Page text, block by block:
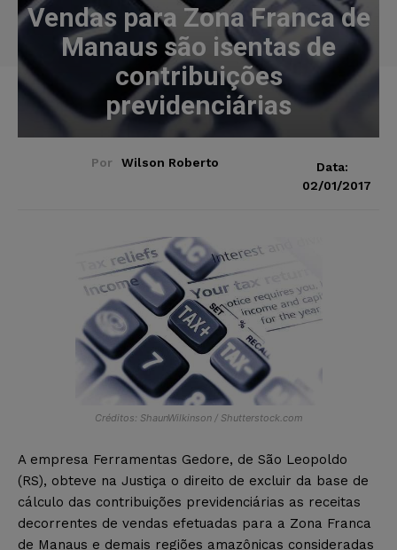
Vendas para Zona Franca de
Manaus são isentas de
contribuições
previdenciárias
Por Wilson Roberto
Data:
02/01/2017
Créditos: ShaunWilkinson / Shutterstock.com
A empresa Ferramentas Gedore, de São Leopoldo
(RS), obteve na Justiça o direito de excluir da base de
cálculo das contribuições previdenciárias as receitas
decorrentes de vendas efetuadas para a Zona Franca
de Manaus e demais regiões amazônicas consideradas